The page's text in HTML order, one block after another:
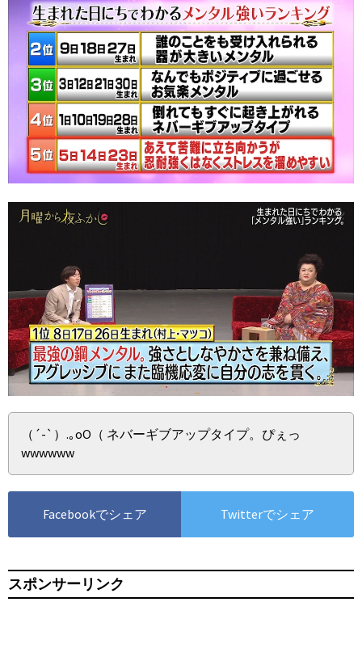
（´-`）.｡oO（ ネバーギブアップタイプ。ぴぇっ
wwwwww
Facebookでシェア Twitterでシェア
スポンサーリンク